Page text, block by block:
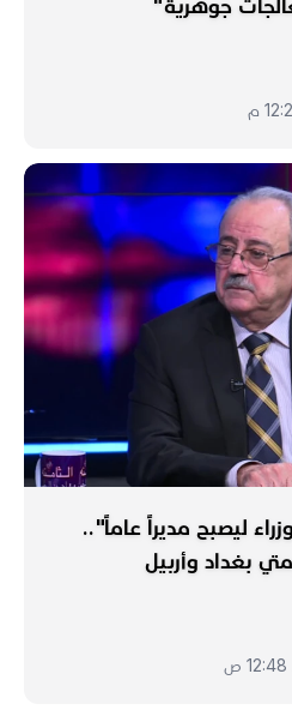
جوهرية"
ليصبح مديراً عاماً"..
بغداد وأربيل